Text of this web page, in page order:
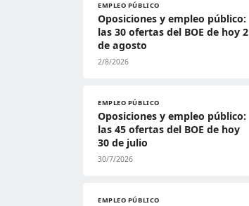
EMPLEO PÚBLICO
Oposiciones y empleo público:
las 30 ofertas del BOE de hoy 2
de agosto
2/8/2026
EMPLEO PÚBLICO
Oposiciones y empleo público:
las 45 ofertas del BOE de hoy
30 de julio
30/7/2026
EMPLEO PÚBLICO